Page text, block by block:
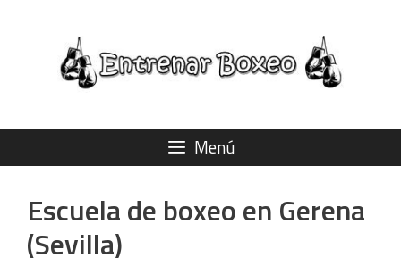
contenido
Menú
Escuela de boxeo en Gerena
(Sevilla)